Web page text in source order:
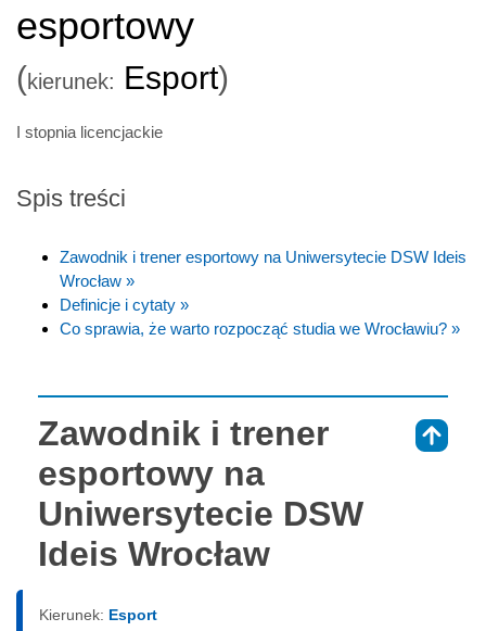
esportowy
(kierunek: Esport)
I stopnia licencjackie
Spis treści
Zawodnik i trener esportowy na Uniwersytecie DSW Ideis
Wrocław »
Definicje i cytaty »
Co sprawia, że warto rozpocząć studia we Wrocławiu? »
Zawodnik i trener
esportowy na
Uniwersytecie DSW
Ideis Wrocław
Kierunek: Esport